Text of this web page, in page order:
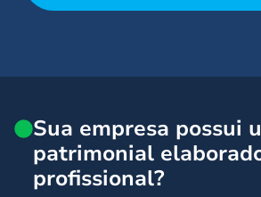
Sua empresa possui
patrimonial
profissional?